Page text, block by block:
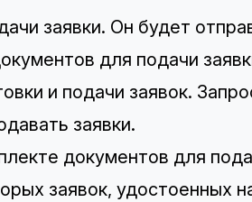
заявки. Он будет
для подачи
и подачи заявок.
заявки.
документов для
заявок, удостоенных